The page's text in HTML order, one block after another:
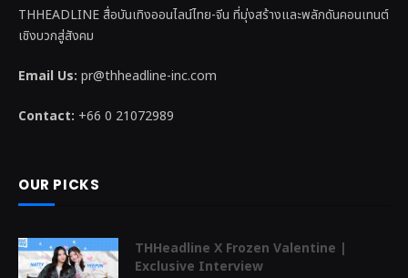
THHEADLINE สื่อบันเทิงออนไลน์ไทย-จีน ที่มุ่งสร้างและพลักดันคอนเทนต์
เชิงบวกสู่สังคม
Email Us: pr@thheadline-inc.com
Contact: +66 0 21072989
OUR PICKS
THHeadline X Frozen Valentine |
Exclusive Interview